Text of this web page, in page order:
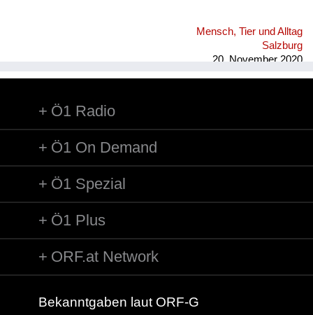
Mensch, Tier und Alltag
Salzburg
20. November 2020
Ö1 Radio
Ö1 On Demand
Ö1 Spezial
Ö1 Plus
ORF.at Network
Bekanntgaben laut ORF-G